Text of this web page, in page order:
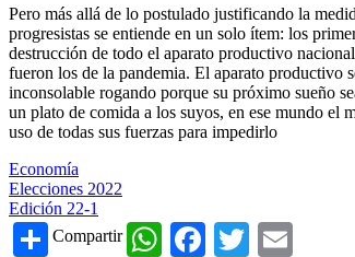
Pero más allá de lo postulado justificando la
progresistas se entiende en un solo ítem: los
destrucción de todo el aparato productivo
fueron los de la pandemia. El aparato productivo
inconsolable rogando porque su próximo sueño
un plato de comida a los suyos, en ese mundo el
uso de todas sus fuerzas para impedirlo
Economía
Elecciones 2022
Edición 22-1
Share
Compartir WhatsApp
Facebook
Twitter